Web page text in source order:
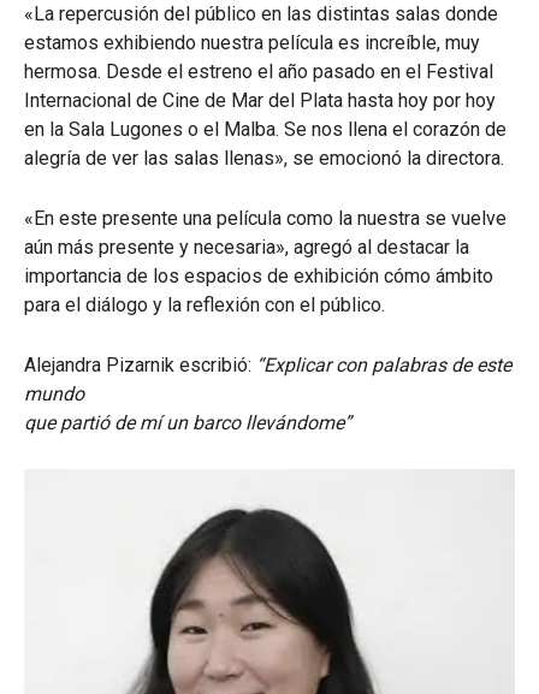
«La repercusión del público en las distintas salas donde
estamos exhibiendo nuestra película es increíble, muy
hermosa. Desde el estreno el año pasado en el Festival
Internacional de Cine de Mar del Plata hasta hoy por hoy
en la Sala Lugones o el Malba. Se nos llena el corazón de
alegría de ver las salas llenas», se emocionó la directora.
«En este presente una película como la nuestra se vuelve
aún más presente y necesaria», agregó al destacar la
importancia de los espacios de exhibición cómo ámbito
para el diálogo y la reflexión con el público.
Alejandra Pizarnik escribió: “Explicar con palabras de este
mundo
que partió de mí un barco llevándome”